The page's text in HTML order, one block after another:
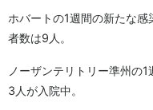
ホバートの1週間の新たな
者数は9人。
ノーザンテリトリー準州の
3人が入院中。